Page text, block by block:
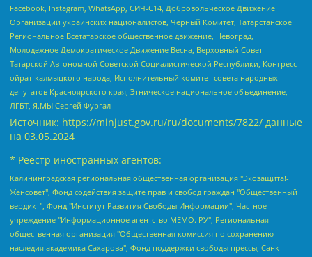
Facebook, Instagram, WhatsApp, СИЧ-С14, Добровольческое Движение
Организации украинских националистов, Черный Комитет, Татарстанское
Региональное Всетатарское общественное движение, Невоград,
Молодежное Демократическое Движение Весна, Верховный Совет
Татарской Автономной Советской Социалистической Республики, Конгресс
ойрат-калмыцкого народа, Исполнительный комитет совета народных
депутатов Красноярского края, Этническое национальное объединение,
ЛГБТ, Я.МЫ Сергей Фургал
Источник: https://minjust.gov.ru/ru/documents/7822/ данные
на 03.05.2024
* Реестр иностранных агентов:
Калининградская региональная общественная организация "Экозащита!-Женсовет", Фонд содействия защите прав и свобод граждан "Общественный вердикт", Фонд "Институт Развития Свободы Информации", Частное учреждение "Информационное агентство МЕМО. РУ", Региональная общественная организация "Общественная комиссия по сохранению наследия академика Сахарова", Фонд поддержки свободы прессы, Санкт-Петербургская общественная правозащитная организация "Гражданский контроль", Межрегиональная общественная организация "Информационно-просветительский центр "Мемориал", Региональный Фонд "Центр Защиты Прав Средств Массовой Информации", с 05.12.2023 Фонд "Центр Защиты Прав Средств массовой информации", Региональная общественная благотворительная организация помощи беженцам и мигрантам "Гражданское содействие", Негосударственное образовательное учреждение дополнительного профессионального образования (повышение квалификации) специалистов "АКАДЕМИЯ ПО ПРАВАМ ЧЕЛОВЕКА", Свердловская региональная общественная организация "Сутяжник", Автономная некоммерческая организация "Центр независимых социологических исследований", Союз общественных объединений "Российский исследовательский центр по правам человека", Региональное общественное учреждение научно-информационный центр "МЕМОРИАЛ", Некоммерческая организация "Фонд защиты гласности", Автономная некоммерческая организация "Институт прав человека", Городская общественная организация "Екатеринбургское общество "МЕМОРИАЛ", Городская общественная организация "Рязанское историко-просветительское и правозащитное общество "Мемориал" (Рязанский Мемориал), Челябинский региональный орган общественной самодеятельности – женское общественное объединение "Женщины Евразии", Челябинский региональный орган общественной самодеятельности "Уральская правозащитная группа", Фонд содействия защите здоровья и социальной справедливости имени Андрея Рылькова, Автономная Некоммерческая Организация "Аналитический Центр Юрия Левады", Автономная некоммерческая организация социальной поддержки населения "Проект Апрель", Региональная общественная организация помощи женщинам и детям, находящимся в кризисной ситуации "Информационно-методический центр "Анна", Фонд содействия развитию массовых коммуникаций и правовому просвещению "Так-так-Так", Фонд содействия устойчивому развитию "Серебряная тайга", Свердловский региональный общественный фонд социальных проектов "Новое время", "Idel.Реалии", Кавказ.Реалии, Крым.Реалии, Телеканал Настоящее Время, Татаро-башкирская служба Радио Свобода (Azatliq Radiosi), Радио Свободная Европа/Радио Свобода (PCE/PC), "Сибирь.Реалии", "Фактограф", Благотворительный фонд помощи осужденным и их семьям, Автономная некоммерческая организация "Институт глобализации и социальных движений", Фонд "В защиту прав заключенных", Частное учреждение "Центр поддержки и содействия развитию средств массовой информации", Пензенский региональный общественный благотворительный фонд "Гражданский союз", "Север.Реалии", Некоммерческая организация Фонд "Правовая инициатива", Общество с ограниченной ответственностью "Радио Свободная Европа/Радио Свобода", Чешское информационное агентство "MEDIUM-ORIENT", Красноярская региональная общественная организация "Мы против СПИДа", Камалягин Денис Николаевич, Маркелов Сергей Евгеньевич, Пономарев Лев Александрович, Савицкая Людмила Алексеевна, Автономная некоммерческая организация "Центр по работе с проблемой насилия "НАСИЛИЮ.НЕТ", Межрегиональный профессиональный союз работников здравоохранения "Альянс врачей", Юридическое лицо, зарегистрированное в Латвийской Республике, SIA "Medusa Project" (регистрационный номер 40103797863, дата регистрации 10.06.2014), Некоммерческая организация "Фонд по борьбе с коррупцией", Автономная некоммерческая организация "Институт права и публичной политики", Баданин Роман Сергеевич, Гликин Максим Александрович, Железнова Мария Михайловна, Лукьянова Юлия Сергеевна, Маетная Елизавета Витальевна, Маняхин Петр Борисович, Чуракова Ольга Владимировна, Ярош Юлия Петровна, Юридическое лицо "The Insider SIA", зарегистрированное в Риге, Латвийская Республика (дата регистрации 26.06.2015), являющееся администратором доменного имени интернет-издания "The Insider SIA", https://theins.ru, Постернак Алексей Евгеньевич, Рубин Михаил Аркадьевич, Анин Роман Александрович, Юридическое лицо Istories fonds, зарегистрированное в Латвийской Республике (регистрационный номер 50008295751, дата регистрации 24.02.2020), Великовский Дмитрий Александрович, Долинина Ирина Николаевна, Мароховская Алеся Алексеевна, Шлейнов Роман Юрьевич, Шмагун Олеся Валентиновна, Общество с ограниченной ответственностью "Альтаир 2021", Общество с ограниченной ответственностью "Вега 2021", Общество с ограниченной ответственностью "Главный редактор 2021", Общество с ограниченной ответственностью "Ромашки монолит", Важенков Артем Валерьевич, Ивановская областная общественная организация "Центр гендерных исследований", Гурман Юрий Альбертович, Медиапроект "ОВД-Инфо", Егоров Владимир Владимирович, Жилинский Владимир Александрович, Общество с ограниченной ответственностью "ЗП", Иванова София Юрьевна, Карезина Инна Павловна, Кильтау Екатерина Викторовна, Петров Алексей Викторович, Пискунов Сергей Евгеньевич, Смирнов Сергей Сергеевич, Тихонов Михаил Сергеевич, Общество с ограниченной ответственностью "ЖУРНАЛИСТ-ИНОСТРАННЫЙ АГЕНТ", Арапова Галина Юрьевна, Вольтская Татьяна Анатольевна, Американская компания "Mason G.E.S. Anonymous Foundation" (США), являющаяся владельцем интернет-издания https://mnews.world/, Компания "Stichting Bellingcat", зарегистрированная в Нидерландах (дата регистрации 11.07.2018), Захаров Андрей Вячеславович, Клепиковская Екатерина Дмитриевна, Общество с ограниченной ответственностью "МЕМО", Перл Роман Александрович, Симонов Евгений Алексеевич, Соловьева Елена Анатольевна, Сотников Даниил Владимирович, Сурначева Елизавета Дмитриевна, Автономная некоммерческая организация по защите прав человека и информированию населения "Якутия – Наше Мнение", Общество с ограниченной ответственностью "Москоу диджитал медиа", с 26.01.2023 Общество с ограниченной ответственностью "Чайка Белые сады", Ветошкина Валерия Валерьевна, Заговора Максим Александрович, Межрегиональное общественное движение "Российская ЛГБТ - сеть", Оленичев Максим Владимирович, Павлов Иван Юрьевич, Скворцова Елена Сергеевна, Общество с ограниченной ответственностью "Как бы инагент", Кочетков Игорь Викторович, Общество с ограниченной ответственностью "Честные выборы", Еланчик Олег Александрович, Общество с ограниченной ответственностью "Нобелевский призыв", Гималова Регина Эмилевна, Григорьев Андрей Валерьевич, Григорьева Алина Александровна, Ассоциация по содействию защите прав призывников, альтернативнослужащих и военнослужащих "Правозащитная группа "Гражданин.Армия.Право", Хисамова Регина Фаритовна, Автономная некоммерческая организация по реализации социально-правовых программ "Лилит", Дальневосточное общественное движение "Маяк", Санкт-Петербургская ЛГБТ-инициативная группа "Выход", Инициативная группа ЛГБТ+ "Реверс", Алексеев Андрей Викторович, Бекбулатова Таисия Львовна, Беляев Иван Михайлович, Владыкина Елена Сергеевна, Гельман Марат Александрович, Никульшина Вероника Юрьевна, Толоконникова Надежда Андреевна, Шендерович Виктор Анатольевич, Общество с ограниченной ответственностью "Данное сообщение", Общество с ограниченной ответственностью Издательский дом "Новая глава", Айнбиндер Александра Александровна, Московский комьюнити-центр для ЛГБТ+инициатив, Благотворительный фонд развития филантропии, Deutsche Welle (Германия, Kurt-Schumacher-Strasse 3, 53113 Bonn), Борзунова Мария Михайловна, Воробьев Виктор Викторович, Голубева Анна Львовна, Константинова Алла Михайловна, Малкова Ирина Владимировна, Мурадов Мурад Абдулгалимович, Осетинская Елизавета Николаевна, Понасенков Евгений Николаевич, Ганапольский Матвей Юрьевич, Киселев Евгений Алексеевич, Борухович Ирина Григорьевна, Дремин Иван Тимофеевич, Дубровский Дмитрий Викторович, Красноярская региональная общественная организация поддержки и развития альтернативных образовательных технологий и межкультурных коммуникаций "ИНТЕРРА", Маяковская Екатерина Алексеевна, Фейгин Марк Захарович, Филимонов Андрей Викторович, Дзугкоева Регина Николаевна, Доброхотов Роман Александрович, Дудь Юрий Александрович, Елкин Сергей Владимирович, Кругликов Кирилл Игоревич, Сабунаева Мария Леонидовна, Семенов Алексей Владимирович, Шаинян Карен Багратович, Шульман Екатерина Михайловна, Асафьев Артур Валерьевич, Вахштайн Виктор Семенович, Венедиктов Алексей Алексеевич, Лушникова Екатерина Евгеньевна, Волков Леонид Михайлович, Невзоров Александр Глебович, Пархоменко Сергей Борисович, Сироткин Ярослав Николаевич, Кара-Мурза Владимир Владимирович, Баранова Наталья Владимировна, Гозман Леонид Яковлевич, Кагарлицкий Борис Юльевич, Климарев Михаил Валерьевич, Милов Владимир Станиславович, Автономная некоммерческая организация Краснодарский центр современного искусства "Типография", Моргенштерн Алишер Тагирович, Соболь Любовь Эдуардовна, Общество с ограниченной ответственностью "ЛИЗА НОРМ", Каспаров Гарри Кимович, Ходорковский Михаил Борисович, Общество с ограниченной ответственностью "Апрельские тезисы", Данилович Ирина Брониславовна, Кашин Олег Владимирович, Петров Николай Владимирович, Пивоваров Алексей Владимирович, Соколов Михаил Владимирович, Цветкова Юлия Владимировна, Чичваркин Евгений Александрович, Комитет против пыток/Команда против пыток, Общество с ограниченной ответственностью "Первый научный", Общество с ограниченной ответственностью "Вертолет и ко", Белоцерковская Вероника Борисовна, Кац Максим Евгеньевич, Лазарева Татьяна Юрьевна, Шаведдинов Руслан Табризович, Яшин Илья Валерьевич, Общество с ограниченной ответственностью "Иноагент ААВ", Алешковский Дмитрий Петрович, Альбац Евгения Марковна, Быков Дмитрий Львович, Галямина Юлия Евгеньевна, Лойко Сергей Леонидович, Мартынов Кирилл Константинович, Медведев Сергей Александрович, Крашенинников Федор Геннадиевич, Гордеева Катерина Вл